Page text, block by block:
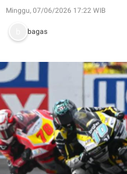
Minggu, 07/06/2026 17:22 WIB
bagas